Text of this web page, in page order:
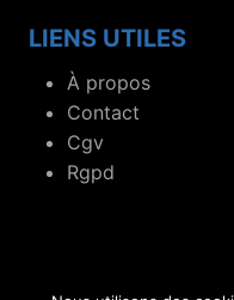
LIENS UTILES
À propos
Contact
Cgv
Rgpd